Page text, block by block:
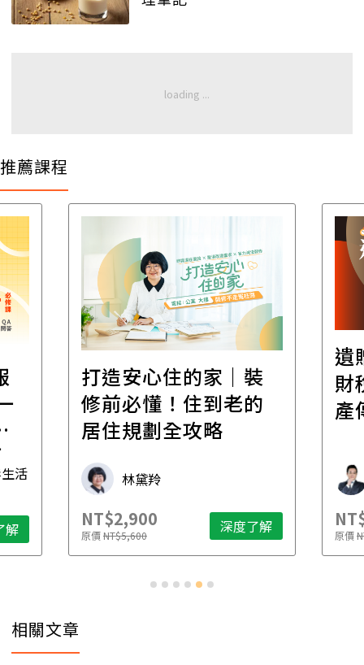
推薦課程
活
解
打造安心住的家｜裝
修前必懂！住到老的
居住規劃全攻略
林黛羚
NT$2,900
原價NT$5,600 深度了解
遺
財
產
原價
相關文章